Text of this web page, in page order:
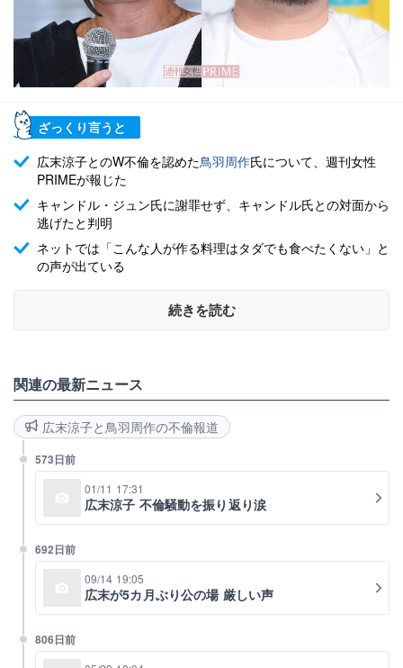
ざっくり言うと
広末涼子とのW不倫を認めた鳥羽周作氏について、週刊女性
PRIMEが報じた
キャンドル・ジュン氏に謝罪せず、キャンドル氏との対面から
逃げたと判明
ネットでは「こんな人が作る料理はタダでも食べたくない」と
の声が出ている
続きを読む
関連の最新ニュース
広末涼子と鳥羽周作の不倫報道
573日前
01/11 17:31
広末涼子 不倫騒動を振り返り涙
692日前
09/14 19:05
広末が5カ月ぶり公の場 厳しい声
806日前